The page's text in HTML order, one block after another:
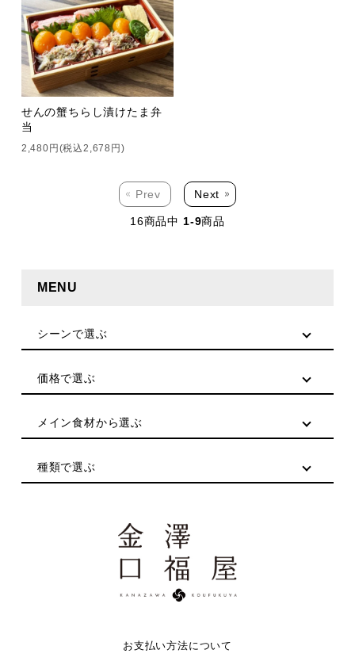
せんの蟹ちらし漬けたま弁
当
2,480円(税込2,678円)
Prev Next
16商品中 1-9商品
MENU
シーンで選ぶ
価格で選ぶ
メイン食材から選ぶ
種類で選ぶ
お支払い方法について